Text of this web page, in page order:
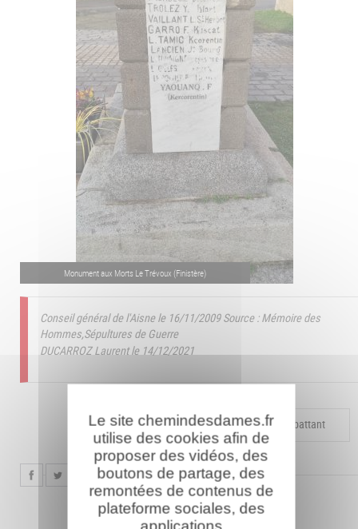
Monument aux Morts Le Trévoux (Finistère)
Conseil général de l'Aisne le 16/11/2009Source : Mémoire des
Hommes,Sépultures de Guerre
DUCARROZ Laurent le 14/12/2021
Compléter la fiche pour ce combattant
Le site chemindesdames.fr
utilise des cookies afin de
proposer des vidéos, des
boutons de partage, des
remontées de contenus de
plateforme sociales, des
applications